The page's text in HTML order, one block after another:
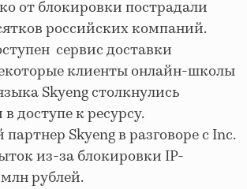
от блокировки пострадали
российских компаний.
сервис доставки
клиенты онлайн-школы
Skyeng столкнулись
доступе к ресурсу.
Skyeng в разговоре с Inc.
из-за блокировки IP-
рублей.